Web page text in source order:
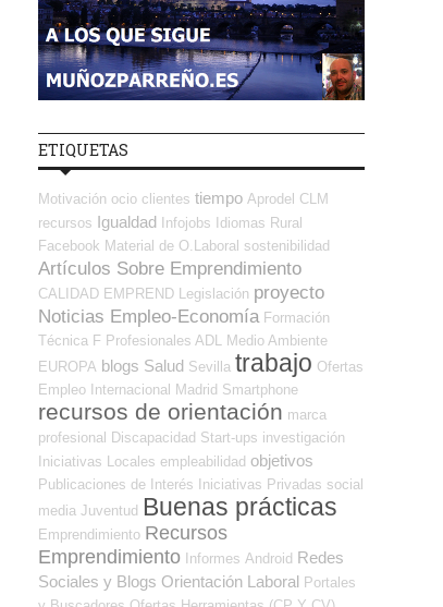
ETIQUETAS
Motivación ocio clientes tiempo Aprodel CLM
recursos Igualdad Infojobs Idiomas Rural
Facebook Material de O.Laboral sostenibilidad
Artículos Sobre Emprendimiento
CALIDAD EMPREND Legislación proyecto
Noticias Empleo-Economía Formación
Técnica F Profesionales ADL
Medio Ambiente
EUROPA blogs Salud Sevilla trabajo Ofertas
Empleo Internacional
Madrid Smartphone
recursos de orientación marca
profesional
Discapacidad Start-ups investigación
Iniciativas Locales empleabilidad objetivos
Publicaciones de Interés Iniciativas Privadas social
media Juventud Buenas prácticas
Emprendimiento Recursos
Emprendimiento Informes Android Redes
Sociales y Blogs Orientación Laboral Portales